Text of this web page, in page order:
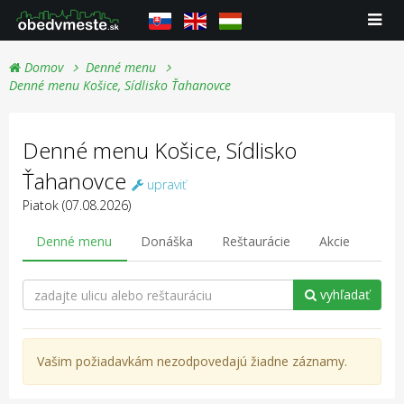
Domov
Denné menu
Denné menu Košice, Sídlisko Ťahanovce
Denné menu Košice, Sídlisko
Ťahanovce
upraviť
Piatok (07.08.2026)
Denné menu Donáška Reštaurácie Akcie
vyhľadať
Vašim požiadavkám nezodpovedajú žiadne záznamy.